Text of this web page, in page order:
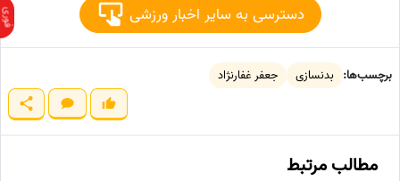
دسترسی به سایر اخبار ورزشی
برچسب‌ها: بدنسازی جعفر غفارنژاد
مطالب مرتبط